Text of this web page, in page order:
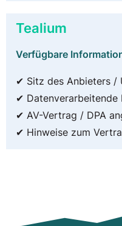
Tealium
Verfügbare
✔ Sitz des Anbieters /
✔ Datenverarbeitende
✔ AV-Vertrag / DPA
✔ Hinweise zum